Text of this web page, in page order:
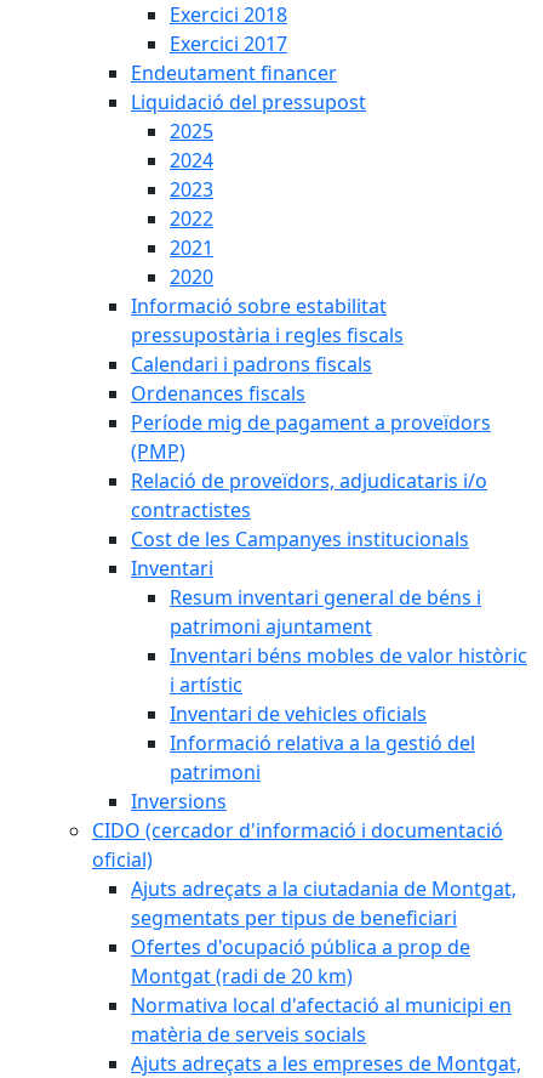
Exercici 2018
Exercici 2017
Endeutament financer
Liquidació del pressupost
2025
2024
2023
2022
2021
2020
Informació sobre estabilitat
pressupostària i regles fiscals
Calendari i padrons fiscals
Ordenances fiscals
Període mig de pagament a proveïdors
(PMP)
Relació de proveïdors, adjudicataris i/o
contractistes
Cost de les Campanyes institucionals
Inventari
Resum inventari general de béns i
patrimoni ajuntament
Inventari béns mobles de valor històric
i artístic
Inventari de vehicles oficials
Informació relativa a la gestió del
patrimoni
Inversions
CIDO (cercador d'informació i documentació
oficial)
Ajuts adreçats a la ciutadania de Montgat,
segmentats per tipus de beneficiari
Ofertes d'ocupació pública a prop de
Montgat (radi de 20 km)
Normativa local d'afectació al municipi en
matèria de serveis socials
Ajuts adreçats a les empreses de Montgat,